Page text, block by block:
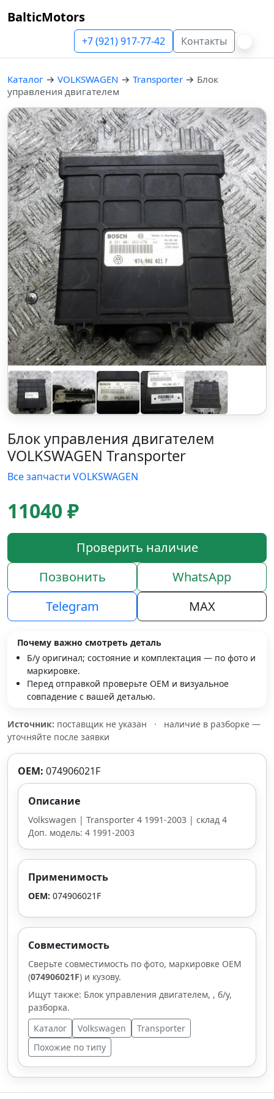
BalticMotors
+7 (921) 917-77-42 Контакты
Каталог → VOLKSWAGEN → Transporter → Блок
управления двигателем
Блок управления двигателем
VOLKSWAGEN Transporter
Все запчасти VOLKSWAGEN
11040 ₽
Проверить наличие
Позвонить
WhatsApp
Telegram
MAX
Почему важно смотреть деталь
Б/у оригинал; состояние и комплектация — по фото и
маркировке.
Перед отправкой проверьте OEM и визуальное
совпадение с вашей деталью.
Источник: поставщик не указан ·
наличие в разборке —
уточняйте после заявки
OEM: 074906021F
Описание
Volkswagen | Transporter 4 1991-2003 | склад 4
Доп. модель: 4 1991-2003
Применимость
OEM: 074906021F
Совместимость
Сверьте совместимость по фото, маркировке OEM
(074906021F) и кузову.
Ищут также: Блок управления двигателем, , б/у,
разборка.
Каталог
Volkswagen
Transporter
Похожие по типу